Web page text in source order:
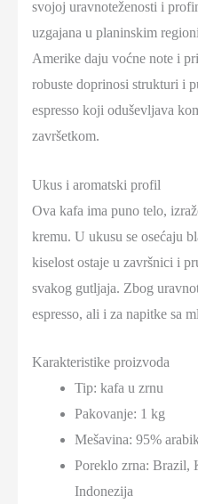
svojoj uravnoteženosti i
uzgajana u planinskim
Amerike daju voćne note i
robuste doprinosi strukturi i
espresso koji oduševljava
završetkom.
Ukus i aromatski profil
Ova kafa ima puno telo,
kremu. U ukusu se osećaju
kiselost ostaje u završnici i
svakog gutljaja. Zbog
espresso, ali i za napitke sa
Karakteristike proizvoda
Tip: kafa u zrnu
Pakovanje: 1 kg
Mešavina: 95%
Poreklo zrna: Brazil,
Indonezija